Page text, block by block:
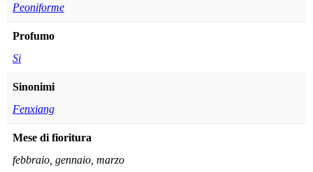
Peoniforme
Profumo
Si
Sinonimi
Fenxiang
Mese di fioritura
febbraio, gennaio, marzo